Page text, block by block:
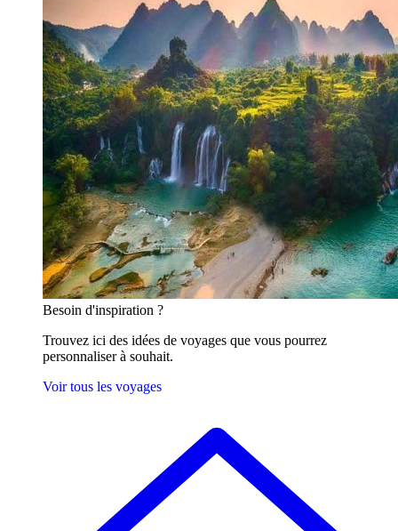
Besoin d'inspiration ?
Trouvez ici des idées de voyages que vous pourrez
personnaliser à souhait.
Voir tous les voyages